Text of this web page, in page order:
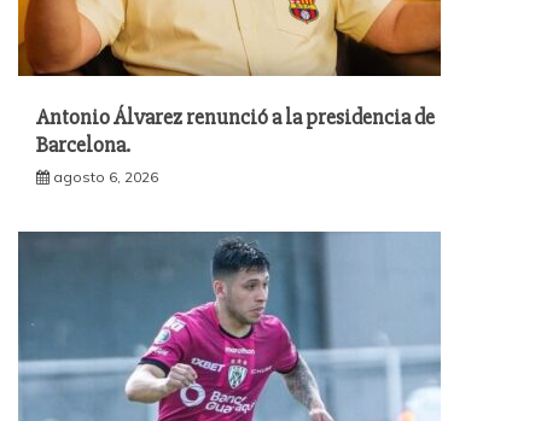
Antonio Álvarez renunció a la presidencia de
Barcelona.
agosto 6, 2026